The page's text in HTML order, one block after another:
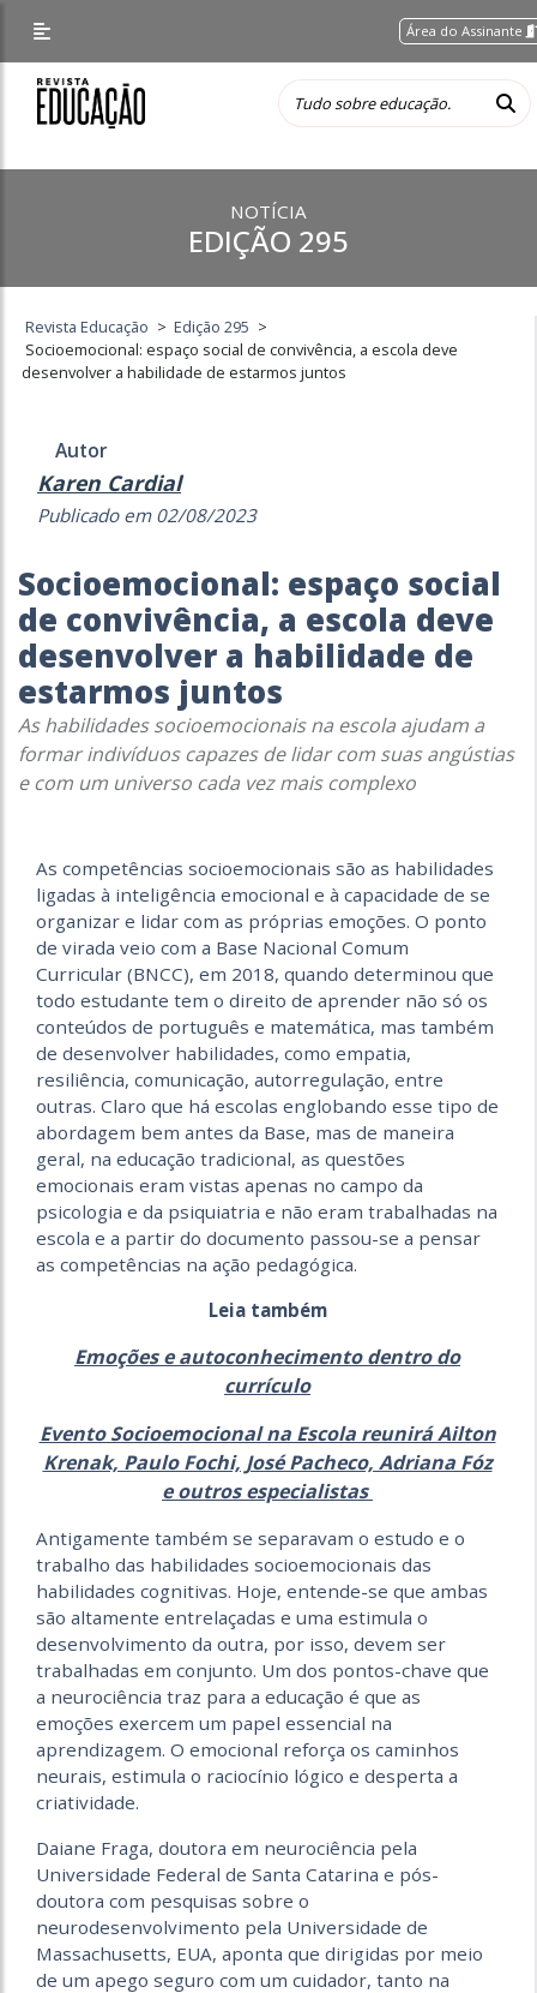
Área do Assinante
NOTÍCIA
EDIÇÃO 295
Revista Educação > Edição 295 >
Socioemocional: espaço social de convivência, a escola deve
desenvolver a habilidade de estarmos juntos
Autor
Karen Cardial
Publicado em 02/08/2023
Socioemocional: espaço social
de convivência, a escola deve
desenvolver a habilidade de
estarmos juntos
As habilidades socioemocionais na escola ajudam a
formar indivíduos capazes de lidar com suas angústias
e com um universo cada vez mais complexo
As competências socioemocionais são as habilidades
ligadas à inteligência emocional e à capacidade de se
organizar e lidar com as próprias emoções. O ponto
de virada veio com a Base Nacional Comum
Curricular (BNCC), em 2018, quando determinou que
todo estudante tem o direito de aprender não só os
conteúdos de português e matemática, mas também
de desenvolver habilidades, como empatia,
resiliência, comunicação, autorregulação, entre
outras. Claro que há escolas englobando esse tipo de
abordagem bem antes da Base, mas de maneira
geral, na educação tradicional, as questões
emocionais eram vistas apenas no campo da
psicologia e da psiquiatria e não eram trabalhadas na
escola e a partir do documento passou-se a pensar
as competências na ação pedagógica.
Leia também
Emoções e autoconhecimento dentro do
currículo
Evento Socioemocional na Escola reunirá Ailton
Krenak, Paulo Fochi, José Pacheco, Adriana Fóz
e outros especialistas
Antigamente também se separavam o estudo e o
trabalho das habilidades socioemocionais das
habilidades cognitivas. Hoje, entende-se que ambas
são altamente entrelaçadas e uma estimula o
desenvolvimento da outra, por isso, devem ser
trabalhadas em conjunto. Um dos pontos-chave que
a neurociência traz para a educação é que as
emoções exercem um papel essencial na
aprendizagem. O emocional reforça os caminhos
neurais, estimula o raciocínio lógico e desperta a
criatividade.
Daiane Fraga, doutora em neurociência pela
Universidade Federal de Santa Catarina e pós-
doutora com pesquisas sobre o
neurodesenvolvimento pela Universidade de
Massachusetts, EUA, aponta que dirigidas por meio
de um apego seguro com um cuidador, tanto na